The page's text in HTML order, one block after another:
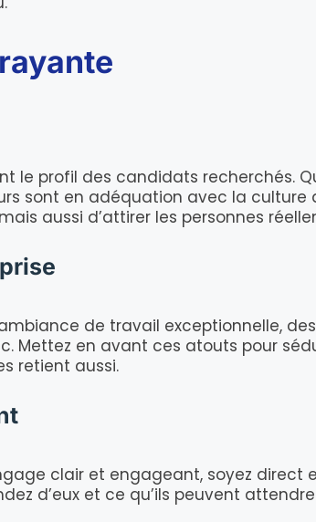
le profil des candidats recherchés.
sont en adéquation avec la culture
aussi d’attirer les personnes
de travail exceptionnelle,
Mettez en avant ces atouts pour
retient aussi.
clair et engageant, soyez direct
d’eux et ce qu’ils peuvent